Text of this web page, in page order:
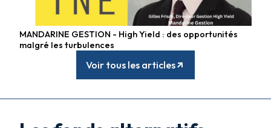
Fonds obligataires
MANDARINE GESTION - High Yield : des opportunités
malgré les turbulences
Voir tous les articles